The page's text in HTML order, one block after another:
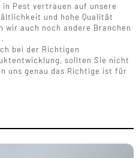
Pest vertrauen auf unsere
und hohe Qualität
auch noch andere Branchen
bei der Richtigen
sollten Sie nicht
uns genau das Richtige ist für